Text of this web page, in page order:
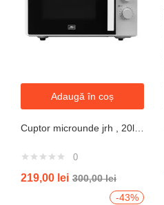
Adaugă în coș
0
219,00 lei 300,00lei
-43%